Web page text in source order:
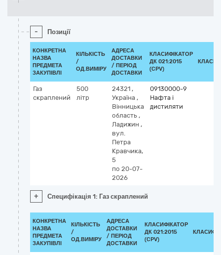
- Позиції
КОНКРЕТНА
НАЗВА
ПРЕДМЕТА
ЗАКУПІВЛІ
КІЛЬКІСТЬ
/
ОД.ВИМІРУ
АДРЕСА
ДОСТАВКИ
/ ПЕРІОД
ДОСТАВКИ
КЛАСИФІКАТОР
ДК 021:2015
(CPV)
Газ
скраплений
500
літр
24321 ,
Україна ,
Вінницька
область ,
Ладижин ,
вул.
Петра
Кравчика,
5
по 20-07-
2026
09130000-9
Нафта і
дистиляти
+ Специфікація 1: Газ скраплений
КОНКРЕТНА
НАЗВА
ПРЕДМЕТА
ЗАКУПІВЛІ
КІЛЬКІСТЬ
/
ОД.ВИМІРУ
АДРЕСА
ДОСТАВКИ
/ ПЕРІОД
ДОСТАВКИ
КЛАСИФІКАТОР
ДК 021:2015
(CPV)